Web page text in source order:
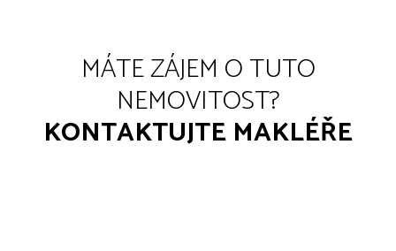
MÁTE ZÁJEM O TUTO
NEMOVITOST?
KONTAKTUJTE MAKLÉŘE